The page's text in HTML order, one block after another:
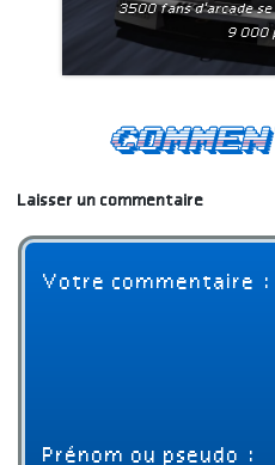
3500 fans d'arcade
9 000
Laisser un commentaire